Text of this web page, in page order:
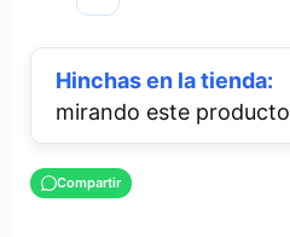
mirando este producto
Compartir